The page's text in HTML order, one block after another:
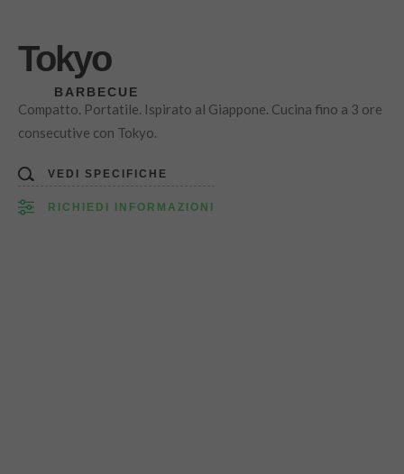
Tokyo
BARBECUE
Compatto. Portatile. Ispirato al Giappone. Cucina fino a 3 ore
consecutive con Tokyo.
VEDI SPECIFICHE
RICHIEDI INFORMAZIONI